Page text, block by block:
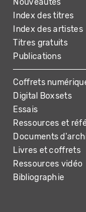
Index des titres
Index des artistes
Titres gratuits
Publications
Coffrets
Digital Boxsets
Essais
Ressources et
Documents
Livres et coffrets
Ressources vidéo
Bibliographie